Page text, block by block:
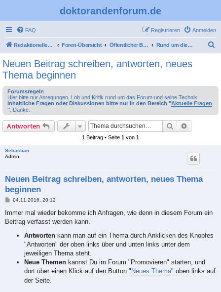
doktorandenforum.de
FAQ Anmelden
Registrieren
Redaktioneller Teil Foren-Übersicht Öffentlicher Bereich Rund um dieses Forum
Neuen Beitrag schreiben, antworten, neues
Thema beginnen
Forumsregeln
Hier bitte nur Anregungen, Lob und Kritik rund um das Forum und seine Technik.
Inhaltliche Fragen oder Diskussionen bitte nur in den Bereich "Aktuelle Fragen
" . Danke.
Antworten Suche
1 Beitrag • Seite 1 von 1
Sebastian
Admin
Neuen Beitrag schreiben, antworten, neues Thema
beginnen
B
i
r
04.11.2016, 20:12
Immer mal wieder bekomme ich Anfragen, wie denn in diesem Forum ein
Beitrag verfasst werden kann.
Antworten kann man auf ein Thema durch Anklicken des Knopfes
"Antworten" der oben links über und unten links unter dem
jeweiligen Thema steht.
Neue Themen kannst Du im Forum "Promovieren" starten, und
dort über einen Klick auf den Button " Neues Thema" oben links auf
der Seite.